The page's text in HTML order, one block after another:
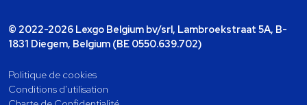
© 2022-2026 Lexgo Belgium bv/srl, Lambroekstraat 5A, B-
1831 Diegem, Belgium (BE 0550.639.702)
Politique de cookies
Conditions d'utilisation